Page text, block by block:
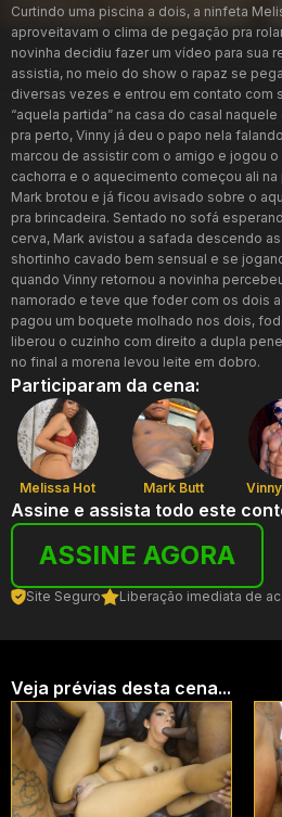
Curtindo uma piscina a dois, a ninfeta
aproveitavam o clima de pegação pra
novinha decidiu fazer um vídeo para sua
assistia, no meio do show o rapaz se
diversas vezes e entrou em contato com
“aquela partida” na casa do casal
pra perto, Vinny já deu o papo nela
marcou de assistir com o amigo e jogou
cachorra e o aquecimento começou ali
Mark brotou e já ficou avisado sobre o
pra brincadeira. Sentado no sofá
cerva, Mark avistou a safada descendo
shortinho cavado bem sensual e se
quando Vinny retornou a novinha
namorado e teve que foder com os dois
pagou um boquete molhado nos dois,
liberou o cuzinho com direito a dupla
no final a morena levou leite em dobro.
Participaram da cena:
Melissa Hot Mark Butt
Assine e assista todo este
ASSINE AGORA
Site Seguro Liberação imediata de
Veja prévias desta cena...